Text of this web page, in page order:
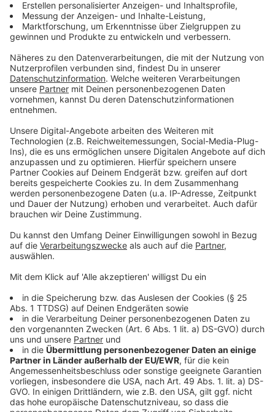
Geheimtipp an der Ahr
In Dernau gibt es das Winzerfest. Also ein kleines
leckeres Weinchen von der Ahr und dazu noch die neue
18 Uhr in Dernau. Am Montag gibt es da noch das
große Abschlussfeuerwerk. Ein echter Geheimtipp!
Anzeige
Coverkonzert
Anzeige
Die Beatles kommen nach Bonn! Glaubt ihr nicht? Na
gut, nicht die "Echten", die sich 1970 getrennt haben,
ABER die jüngste Beatles-Tribute-Band Deutschlands.
Diese wird sogar teilweise als " erfolgreichste
Coverband aller Zeiten" bezeichnet. Das wollt ihr nicht
verpassen? Dann kommt heute um 21:00 in den
Kubana Live Club. Karten gibt es an der Abendkasse
für 19,50 Euro und im Vorverkauf für 16,50 Euro.
Anzeige